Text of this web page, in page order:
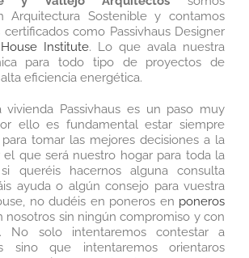
Arquitectura Sostenible y contamos
como Passivhaus Designer
Institute. Lo que avala nuestra
para todo tipo de proyectos de
eficiencia energética.
vivienda Passivhaus es un paso muy
ello es fundamental estar siempre
tomar las mejores decisiones a la
el que será nuestro hogar para toda la
queréis hacernos alguna consulta
ayuda o algún consejo para vuestra
no dudéis en poneros en poneros
nosotros sin ningún compromiso y con
No solo intentaremos contestar a
sino que intentaremos orientaros